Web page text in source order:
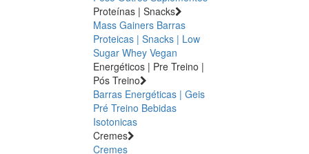
Proteínas | Snacks
Mass Gainers Barras
Proteicas | Snacks | Low
Sugar Whey Vegan
Energéticos | Pre Treino |
Pós Treino
Barras Energéticas | Geis
Pré Treino Bebidas
Isotonicas
Cremes
Cremes